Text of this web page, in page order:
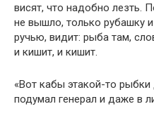
висят, что надобно лезть.
не вышло, только рубашку
ручью, видит: рыба там,
и кишит, и кишит.
«Вот кабы этакой-то
подумал генерал и даже в